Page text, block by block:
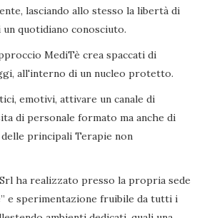
lasciando allo stesso la libertà di
quotidiano conosciuto.
MediTè crea spaccati di
all'interno di un nucleo protetto.
emotivi, attivare un canale di
di personale formato ma anche di
principali Terapie non
ha realizzato presso la propria sede
e sperimentazione fruibile da tutti i